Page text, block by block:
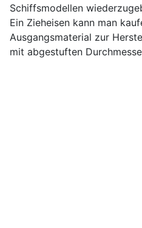
Schiffsmodellen
Ein Zieheisen kann man
Ausgangsmaterial zur
mit abgestuften